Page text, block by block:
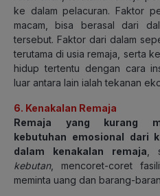
ke dalam pelacuran. Faktor
macam, bisa berasal dari
tersebut. Faktor dari dalam
terutama di usia remaja, serta
hidup tertentu dengan cara
luar antara lain ialah tekanan
6. Kenakalan Remaja
Remaja yang kurang
kebutuhan emosional dari
dalam kenakalan remaja ,
kebutan, mencoret-coret
meminta uang dan barang-